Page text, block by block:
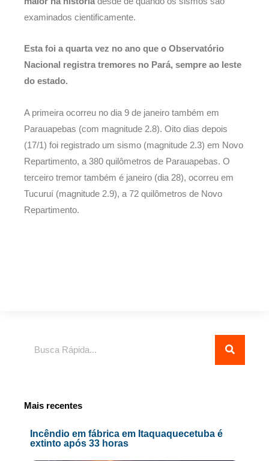
examinados cientificamente.
Esta foi a quarta vez no ano que o Observatório
Nacional registra tremores no Pará, sempre ao leste
do estado.
A primeira ocorreu no dia 9 de janeiro também em
Parauapebas (com magnitude 2.8). Oito dias depois
(17/1) foi registrado um sismo (magnitude 2.3) em Novo
Repartimento, a 380 quilômetros de Parauapebas. O
terceiro tremor também é janeiro (dia 28), ocorreu em
Tucuruí (magnitude 2.9), a 72 quilômetros de Novo
Repartimento.
Mais recentes
Incêndio em fábrica em Itaquaquecetuba é
extinto após 33 horas